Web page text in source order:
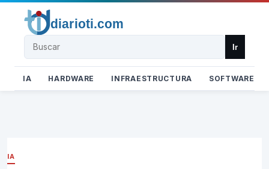
Buscar Ir
IA HARDWARE INFRAESTRUCTURA SOFTWARE
IA